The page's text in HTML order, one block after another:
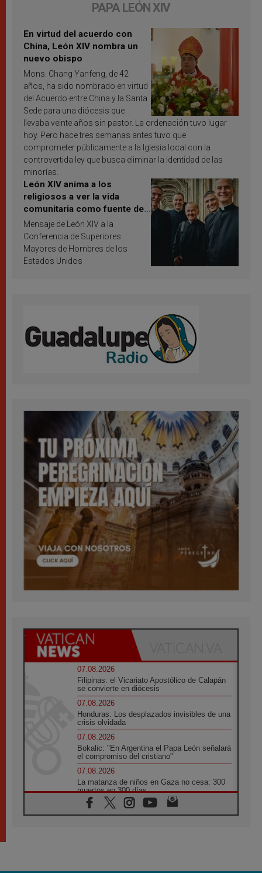
PAPA LEÓN XIV
En virtud del acuerdo con
China, León XIV nombra un
nuevo obispo
Mons. Chang Yanfeng, de 42
años, ha sido nombrado en virtud
del Acuerdo entre China y la Santa
Sede para una diócesis que
llevaba veinte años sin pastor. La ordenación tuvo lugar
hoy. Pero hace tres semanas antes tuvo que
comprometer públicamente a la Iglesia local con la
controvertida ley que busca eliminar la identidad de las
minorías.
León XIV anima a los
religiosos a ver la vida
comunitaria como fuente de
inspiración y santificación
Mensaje de León XIV a la
Conferencia de Superiores
Mayores de Hombres de los
Estados Unidos
07.08.2026
Filipinas: el Vicariato Apostólico de Calapán
se convierte en diócesis
07.08.2026
Honduras: Los desplazados invisibles de una
crisis olvidada
07.08.2026
Bokalic: "En Argentina el Papa León señalará
el compromiso del cristiano"
07.08.2026
La matanza de niños en Gaza no cesa: 300
muertos en 300 días
07.08.2026
Tagle: La guerra desfigura el mundo, solo la